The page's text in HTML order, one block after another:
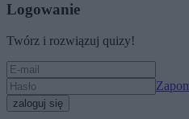
Logowanie
Twórz i rozwiązuj quizy!
zaloguj się